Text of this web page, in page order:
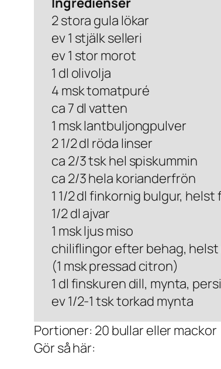
2 stora gula lökar
ev 1 stjälk selleri
ev 1 stor morot
1 dl olivolja
4 msk tomatpuré
ca 7 dl vatten
1 msk lantbuljongpulver
2 1/2 dl röda linser
ca 2/3 tsk hel spiskummin
ca 2/3 hela korianderfrön
1 1/2 dl finkornig bulgur, helst
1/2 dl ajvar
1 msk ljus miso
chiliflingor efter behag,
(1 msk pressad citron)
1 dl finskuren dill, mynta,
ev 1/2-1 tsk torkad mynta
Portioner: 20 bullar eller mackor
Gör så här: